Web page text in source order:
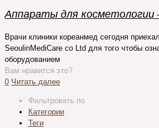
Аппараты для косметологии
Врачи клиники кореанмед сегодня
SeoulinMediCare co Ltd для того чтобы
оборудованием
Вам нравится это?
0 Читать далее
Фильтровать по
Категории
Теги